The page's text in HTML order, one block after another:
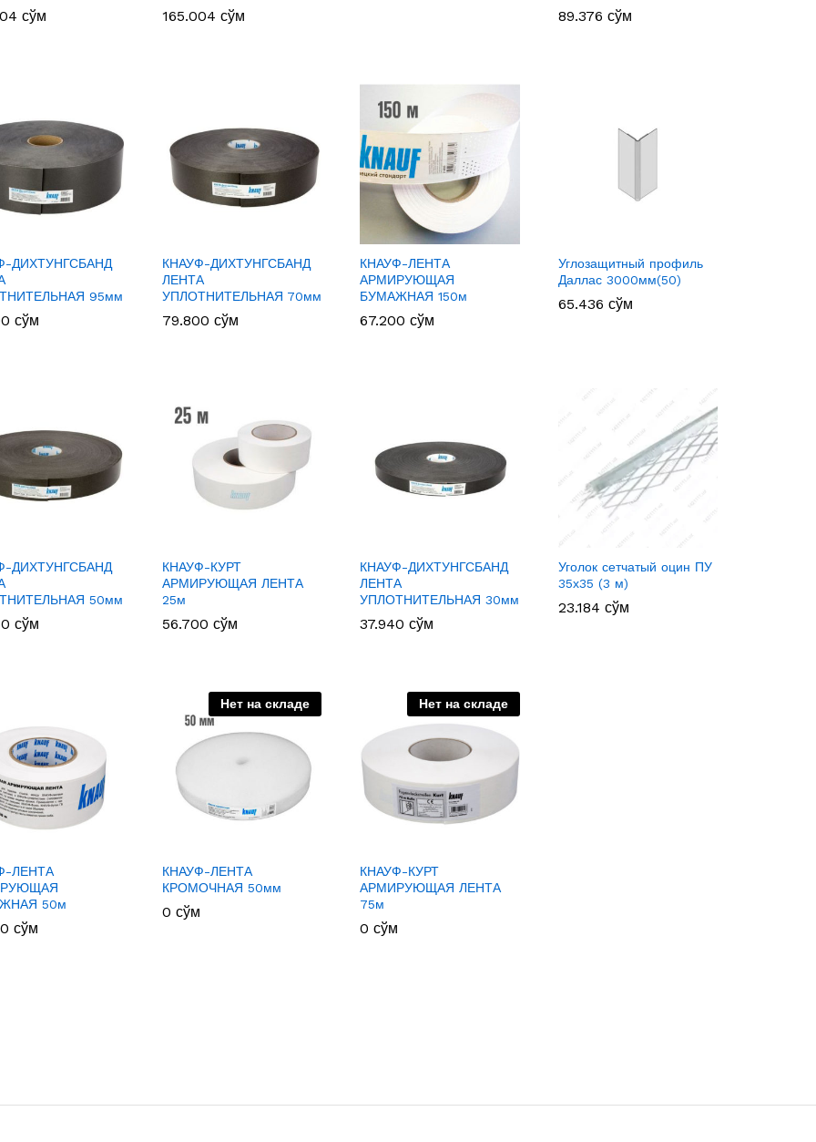
сўм
сўм 165.004 сўм
165.004 сўм 89.376 сўм
89.376 сўм
ДИХТУНГСБАНД
95мм
сўм
сўм
КНАУФ-ДИХТУНГСБАНД
ЛЕНТА
УПЛОТНИТЕЛЬНАЯ 70мм
79.800 сўм
79.800 сўм
КНАУФ-ЛЕНТА
АРМИРУЮЩАЯ
БУМАЖНАЯ 150м
67.200 сўм
67.200 сўм
Углозащитный профиль
Даллас 3000мм(50)
65.436 сўм
65.436 сўм
ДИХТУНГСБАНД
50мм
сўм
сўм
КНАУФ-КУРТ
АРМИРУЮЩАЯ ЛЕНТА
25м
56.700 сўм
56.700 сўм
КНАУФ-ДИХТУНГСБАНД
ЛЕНТА
УПЛОТНИТЕЛЬНАЯ 30мм
37.940 сўм
37.940 сўм
Уголок сетчатый оцин ПУ
35х35 (3 м)
23.184 сўм
23.184 сўм
ЛЕНТА
50м
сўм
сўм
Нет на складе
КНАУФ-ЛЕНТА
КРОМОЧНАЯ 50мм
0 сўм
0 сўм
Нет на складе
КНАУФ-КУРТ
АРМИРУЮЩАЯ ЛЕНТА
75м
0 сўм
0 сўм